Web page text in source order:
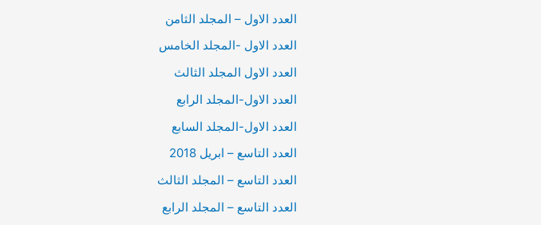
العدد الاول – المجلد الثامن
العدد الاول -المجلد الخامس
العدد الاول المجلد الثالث
العدد الاول-المجلد الرابع
العدد الاول-المجلد السابع
العدد التاسع – ابريل 2018
العدد التاسع – المجلد الثالث
العدد التاسع – المجلد الرابع